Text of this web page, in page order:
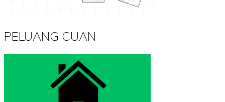
PELUANG CUAN